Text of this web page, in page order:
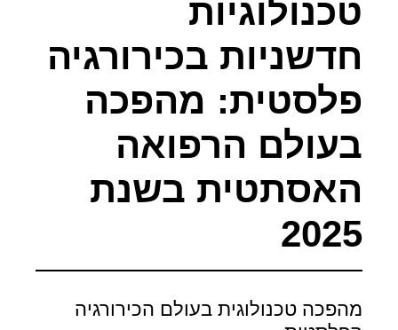
טכנולוגיות
חדשניות בכירורגיה
פלסטית: מהפכה
בעולם הרפואה
האסתטית בשנת
2025
מהפכה טכנולוגית בעולם הכירורגיה